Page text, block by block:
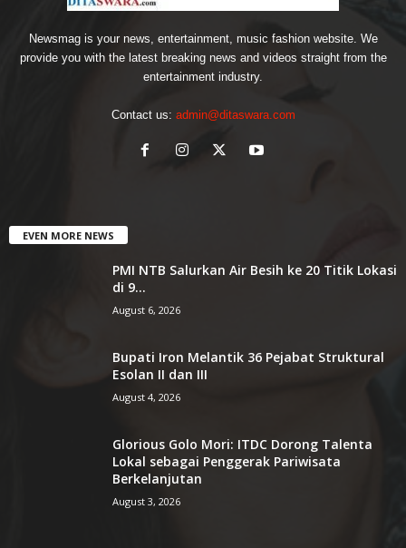
Newsmag is your news, entertainment, music fashion website. We
provide you with the latest breaking news and videos straight from the
entertainment industry.
Contact us: admin@ditaswara.com
EVEN MORE NEWS
PMI NTB Salurkan Air Besih ke 20 Titik Lokasi
di 9...
August 6, 2026
Bupati Iron Melantik 36 Pejabat Struktural
Esolan II dan III
August 4, 2026
Glorious Golo Mori: ITDC Dorong Talenta
Lokal sebagai Penggerak Pariwisata
Berkelanjutan
August 3, 2026